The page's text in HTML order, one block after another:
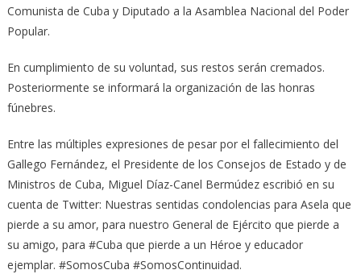
Comunista de Cuba y Diputado a la Asamblea Nacional del Poder
Popular.
En cumplimiento de su voluntad, sus restos serán cremados.
Posteriormente se informará la organización de las honras
fúnebres.
Entre las múltiples expresiones de pesar por el fallecimiento del
Gallego Fernández, el Presidente de los Consejos de Estado y de
Ministros de Cuba, Miguel Díaz-Canel Bermúdez escribió en su
cuenta de Twitter: Nuestras sentidas condolencias para Asela que
pierde a su amor, para nuestro General de Ejército que pierde a
su amigo, para #Cuba que pierde a un Héroe y educador
ejemplar. #SomosCuba #SomosContinuidad.